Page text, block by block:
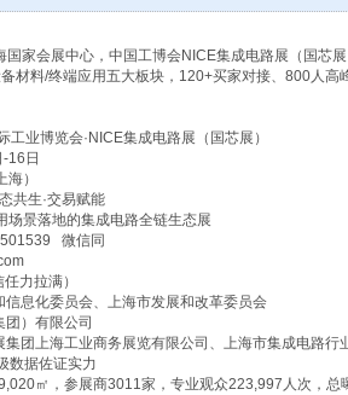
家会展中心，中国工博会NICE集成电路展（国芯
材料/终端应用五大板块，120+买家对接、800人高
工业博览会·NICE集成电路展（国芯展）
16日
）
共生·交易赋能
场景落地的集成电路全链生态展
微信同
力拉满）
信息化委员会、上海市发展和改革委员会
团）有限公司
集团上海工业商务展览有限公司、上海市集成电路行
数据佐证实力
㎡，参展商3011家，专业观众223,997人次，